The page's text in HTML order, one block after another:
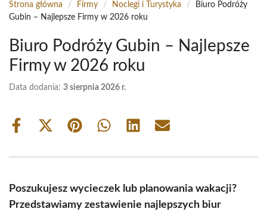
Strona główna / Firmy / Noclegi i Turystyka /
Biuro Podróży
Gubin – Najlepsze Firmy w 2026 roku
Biuro Podróży Gubin – Najlepsze
Firmy w 2026 roku
Data dodania: 3 sierpnia 2026 r.
Share
Share
(Twitter)
Share Share Share Share
Poszukujesz wycieczek lub planowania wakacji?
Przedstawiamy zestawienie najlepszych biur